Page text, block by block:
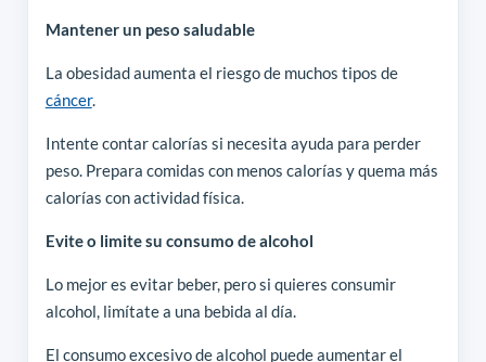
Mantener un peso saludable
La obesidad aumenta el riesgo de muchos tipos de
cáncer.
Intente contar calorías si necesita ayuda para perder
peso. Prepara comidas con menos calorías y quema más
calorías con actividad física.
Evite o limite su consumo de alcohol
Lo mejor es evitar beber, pero si quieres consumir
alcohol, limítate a una bebida al día.
El consumo excesivo de alcohol puede aumentar el